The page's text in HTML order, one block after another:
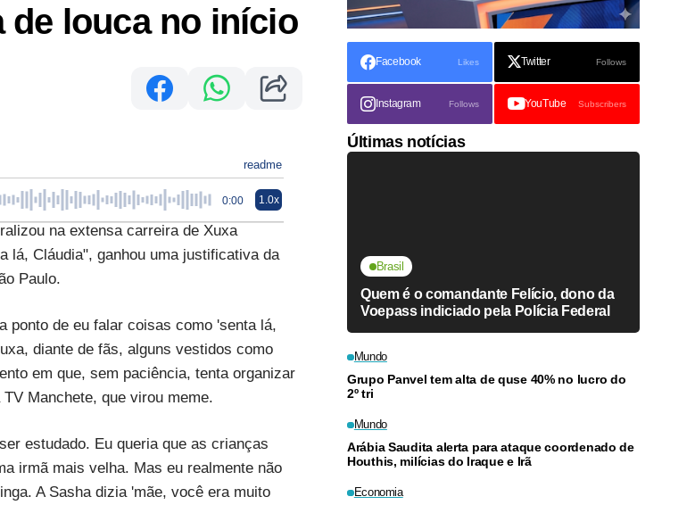
de louca no início
readme
0:00 1.0x
na extensa carreira de Xuxa
lá, Cláudia", ganhou uma justificativa da
Paulo.
ponto de eu falar coisas como 'senta lá,
diante de fãs, alguns vestidos como
em que, sem paciência, tenta organizar
Manchete, que virou meme.
estudado. Eu queria que as crianças
irmã mais velha. Mas eu realmente não
A Sasha dizia 'mãe, você era muito
Facebook Likes Twitter Follows
Instagram Follows YouTube Subscribers
Últimas notícias
Brasil
Quem é o comandante Felício, dono da
Voepass indiciado pela Polícia Federal
Mundo
Grupo Panvel tem alta de quse 40% no lucro do
2º tri
Mundo
Arábia Saudita alerta para ataque coordenado de
Houthis, milícias do Iraque e Irã
Economia